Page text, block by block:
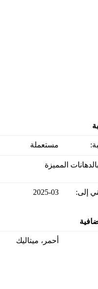
مستعملة
المميزة
إلى: 2025-03
أحمر، ميتاليك